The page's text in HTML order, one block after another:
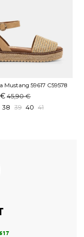
Mustang 59617 C59578
45,90 €
38 39 40 41